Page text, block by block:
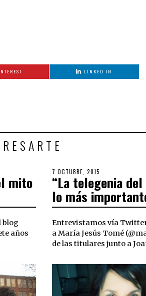
LINKED IN
mito
blog
años
POSTED
ON
7 OCTUBRE, 2015
OCTUBRE,
2018
“La telegenia
lo más
Entrevistamos vía
a María Jesús Tomé
de las titulares junto a